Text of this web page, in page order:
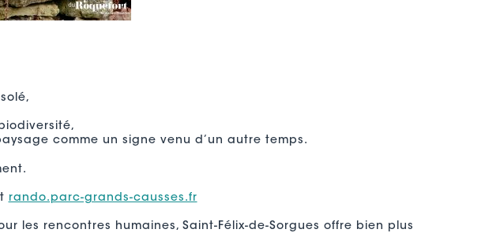
comme un signe venu d’un autre temps.
rando.parc-grands-causses.fr
les rencontres humaines, Saint-Félix-de-Sorgues offre bien plus